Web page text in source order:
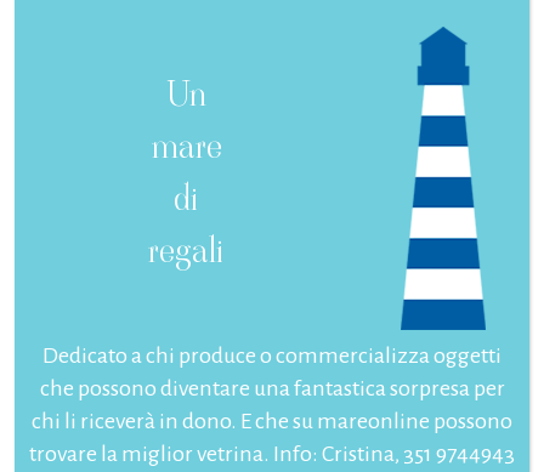
Un
mare
di
regali
Dedicato a chi produce o commercializza oggetti
che possono diventare una fantastica sorpresa per
chi li riceverà in dono. E che su mareonline possono
trovare la miglior vetrina. Info: Cristina, 351 9744943